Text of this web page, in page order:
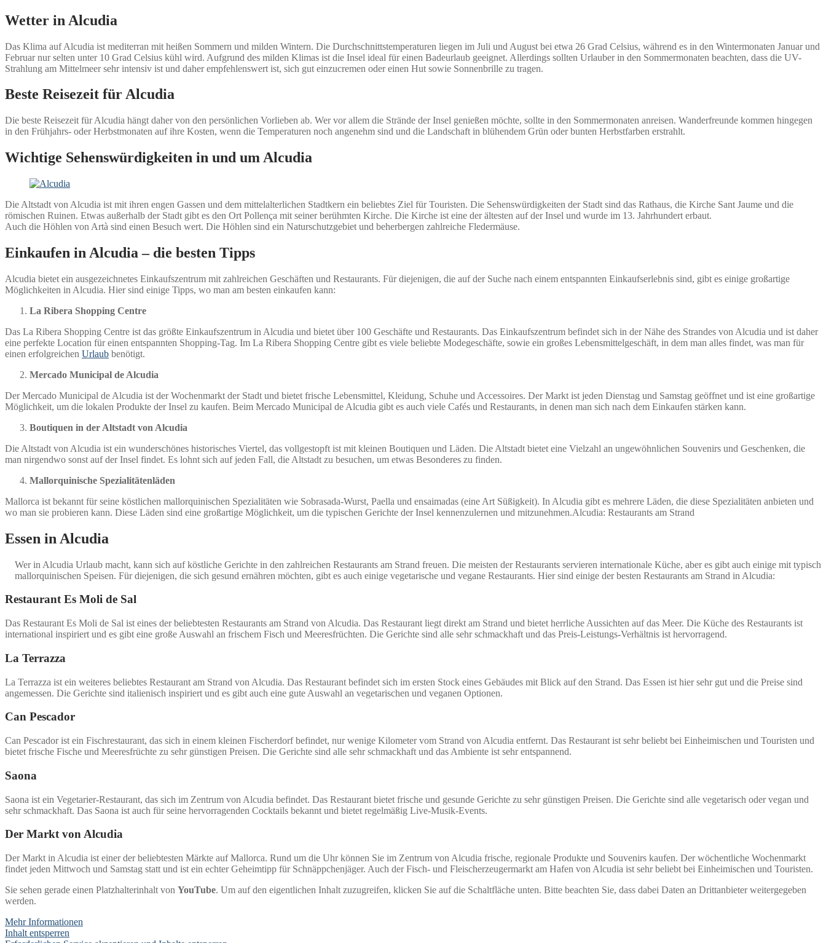
Wetter in Alcudia
Das Klima auf Alcudia ist mediterran mit heißen Sommern und milden Wintern. Die Durchschnittstemperaturen liegen im Juli und August bei etwa 26 Grad Celsius, während es in den Wintermonaten Januar und
Februar nur selten unter 10 Grad Celsius kühl wird. Aufgrund des milden Klimas ist die Insel ideal für einen Badeurlaub geeignet. Allerdings sollten Urlauber in den Sommermonaten beachten, dass die UV-
Strahlung am Mittelmeer sehr intensiv ist und daher empfehlenswert ist, sich gut einzucremen oder einen Hut sowie Sonnenbrille zu tragen.
Beste Reisezeit für Alcudia
Die beste Reisezeit für Alcudia hängt daher von den persönlichen Vorlieben ab. Wer vor allem die Strände der Insel genießen möchte, sollte in den Sommermonaten anreisen. Wanderfreunde kommen hingegen
in den Frühjahrs- oder Herbstmonaten auf ihre Kosten, wenn die Temperaturen noch angenehm sind und die Landschaft in blühendem Grün oder bunten Herbstfarben erstrahlt.
Wichtige Sehenswürdigkeiten in und um Alcudia
Die Altstadt von Alcudia ist mit ihren engen Gassen und dem mittelalterlichen Stadtkern ein beliebtes Ziel für Touristen. Die Sehenswürdigkeiten der Stadt sind das Rathaus, die Kirche Sant Jaume und die
römischen Ruinen. Etwas außerhalb der Stadt gibt es den Ort Pollença mit seiner berühmten Kirche. Die Kirche ist eine der ältesten auf der Insel und wurde im 13. Jahrhundert erbaut.
Auch die Höhlen von Artà sind einen Besuch wert. Die Höhlen sind ein Naturschutzgebiet und beherbergen zahlreiche Fledermäuse.
Einkaufen in Alcudia – die besten Tipps
Alcudia bietet ein ausgezeichnetes Einkaufszentrum mit zahlreichen Geschäften und Restaurants. Für diejenigen, die auf der Suche nach einem entspannten Einkaufserlebnis sind, gibt es einige großartige
Möglichkeiten in Alcudia. Hier sind einige Tipps, wo man am besten einkaufen kann:
La Ribera Shopping Centre
Das La Ribera Shopping Centre ist das größte Einkaufszentrum in Alcudia und bietet über 100 Geschäfte und Restaurants. Das Einkaufszentrum befindet sich in der Nähe des Strandes von Alcudia und ist daher
eine perfekte Location für einen entspannten Shopping-Tag. Im La Ribera Shopping Centre gibt es viele beliebte Modegeschäfte, sowie ein großes Lebensmittelgeschäft, in dem man alles findet, was man für
einen erfolgreichen Urlaub benötigt.
Mercado Municipal de Alcudia
Der Mercado Municipal de Alcudia ist der Wochenmarkt der Stadt und bietet frische Lebensmittel, Kleidung, Schuhe und Accessoires. Der Markt ist jeden Dienstag und Samstag geöffnet und ist eine großartige
Möglichkeit, um die lokalen Produkte der Insel zu kaufen. Beim Mercado Municipal de Alcudia gibt es auch viele Cafés und Restaurants, in denen man sich nach dem Einkaufen stärken kann.
Boutiquen in der Altstadt von Alcudia
Die Altstadt von Alcudia ist ein wunderschönes historisches Viertel, das vollgestopft ist mit kleinen Boutiquen und Läden. Die Altstadt bietet eine Vielzahl an ungewöhnlichen Souvenirs und Geschenken, die
man nirgendwo sonst auf der Insel findet. Es lohnt sich auf jeden Fall, die Altstadt zu besuchen, um etwas Besonderes zu finden.
Mallorquinische Spezialitätenläden
Mallorca ist bekannt für seine köstlichen mallorquinischen Spezialitäten wie Sobrasada-Wurst, Paella und ensaimadas (eine Art Süßigkeit). In Alcudia gibt es mehrere Läden, die diese Spezialitäten anbieten und
wo man sie probieren kann. Diese Läden sind eine großartige Möglichkeit, um die typischen Gerichte der Insel kennenzulernen und mitzunehmen.Alcudia: Restaurants am Strand
Essen in Alcudia
Wer in Alcudia Urlaub macht, kann sich auf köstliche Gerichte in den zahlreichen Restaurants am Strand freuen. Die meisten der Restaurants servieren internationale Küche, aber es gibt auch einige mit typisch
mallorquinischen Speisen. Für diejenigen, die sich gesund ernähren möchten, gibt es auch einige vegetarische und vegane Restaurants. Hier sind einige der besten Restaurants am Strand in Alcudia:
Restaurant Es Moli de Sal
Das Restaurant Es Moli de Sal ist eines der beliebtesten Restaurants am Strand von Alcudia. Das Restaurant liegt direkt am Strand und bietet herrliche Aussichten auf das Meer. Die Küche des Restaurants ist
international inspiriert und es gibt eine große Auswahl an frischem Fisch und Meeresfrüchten. Die Gerichte sind alle sehr schmackhaft und das Preis-Leistungs-Verhältnis ist hervorragend.
La Terrazza
La Terrazza ist ein weiteres beliebtes Restaurant am Strand von Alcudia. Das Restaurant befindet sich im ersten Stock eines Gebäudes mit Blick auf den Strand. Das Essen ist hier sehr gut und die Preise sind
angemessen. Die Gerichte sind italienisch inspiriert und es gibt auch eine gute Auswahl an vegetarischen und veganen Optionen.
Can Pescador
Can Pescador ist ein Fischrestaurant, das sich in einem kleinen Fischerdorf befindet, nur wenige Kilometer vom Strand von Alcudia entfernt. Das Restaurant ist sehr beliebt bei Einheimischen und Touristen und
bietet frische Fische und Meeresfrüchte zu sehr günstigen Preisen. Die Gerichte sind alle sehr schmackhaft und das Ambiente ist sehr entspannend.
Saona
Saona ist ein Vegetarier-Restaurant, das sich im Zentrum von Alcudia befindet. Das Restaurant bietet frische und gesunde Gerichte zu sehr günstigen Preisen. Die Gerichte sind alle vegetarisch oder vegan und
sehr schmackhaft. Das Saona ist auch für seine hervorragenden Cocktails bekannt und bietet regelmäßig Live-Musik-Events.
Der Markt von Alcudia
Der Markt in Alcudia ist einer der beliebtesten Märkte auf Mallorca. Rund um die Uhr können Sie im Zentrum von Alcudia frische, regionale Produkte und Souvenirs kaufen. Der wöchentliche Wochenmarkt
findet jeden Mittwoch und Samstag statt und ist ein echter Geheimtipp für Schnäppchenjäger. Auch der Fisch- und Fleischerzeugermarkt am Hafen von Alcudia ist sehr beliebt bei Einheimischen und Touristen.
Sie sehen gerade einen Platzhalterinhalt von YouTube. Um auf den eigentlichen Inhalt zuzugreifen, klicken Sie auf die Schaltfläche unten. Bitte beachten Sie, dass dabei Daten an Drittanbieter weitergegeben
werden.
Mehr Informationen
Inhalt entsperren